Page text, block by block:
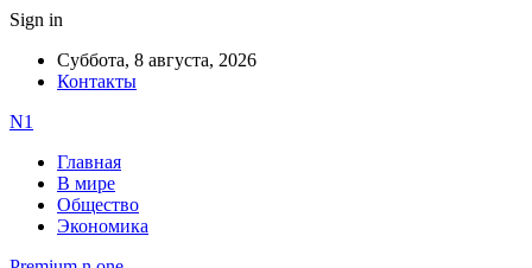
Sign in
Суббота, 8 августа, 2026
Контакты
N1
Главная
В мире
Общество
Экономика